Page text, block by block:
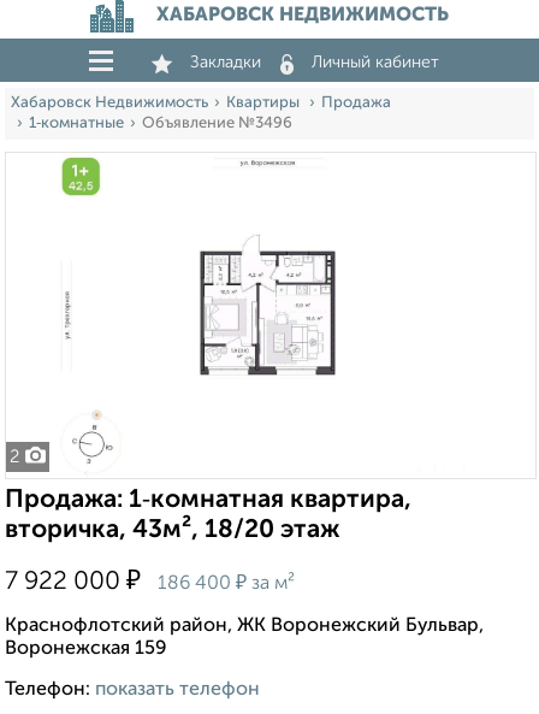
ХАБАРОВСК НЕДВИЖИМОСТЬ
Закладки Личный кабинет
Хабаровск Недвижимость Квартиры
Продажа
1‑комнатные
Объявление №3496
2
Продажа: 1‑комнатная квартира,
вторичка, 43м², 18/20 этаж
7 922 000 ₽ 186 400 ₽ за м²
Краснофлотский район, ЖК Воронежский Бульвар,
Воронежская 159
Телефон: показать телефон